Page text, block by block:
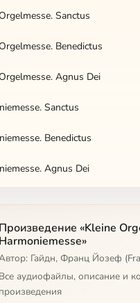
Sanctus
Benedictus
Agnus Dei
Sanctus
Benedictus
Agnus Dei
Gloria
Credo
Произведение «Kleine
Harmoniemesse»
Гайдн, Франц Йозеф
Все аудиофайлы, описание и
произведения